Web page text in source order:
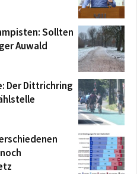
Sollten
Auwald
Der Dittrichring